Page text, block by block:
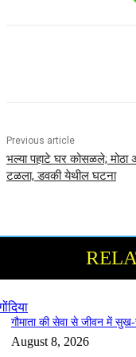
Previous article
भल्या पहाटे घर कोसळले; मोठा
टळला, डवकी येथील घटना
गौमाता की सेवा से जीवन में
August 8, 2026